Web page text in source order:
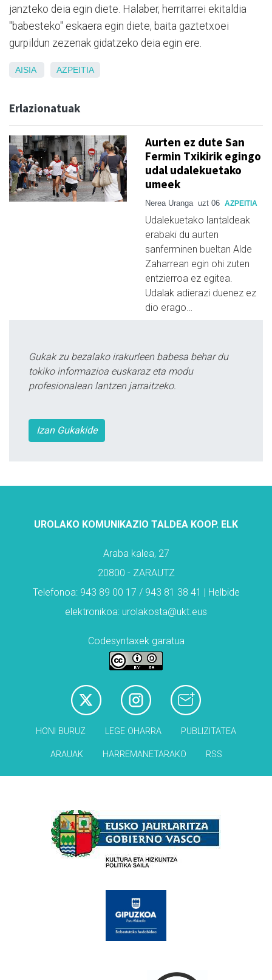
janzteko deia egin diete. Halaber, herritarrei ekitaldia
"babesteko" eskaera egin diete, baita gaztetxoei
gurpildun zezenak gidatzeko deia egin ere.
AISIA AZPEITIA
Erlazionatuak
Aurten ez dute San
Fermin Txikirik egingo
udal udalekuetako
umeek
Nerea Uranga uzt 06 AZPEITIA
Udalekuetako lantaldeak
erabaki du aurten
sanferminen bueltan Alde
Zaharrean egin ohi zuten
entzierroa ez egitea.
Udalak adierazi duenez ez
dio erago…
Gukak zu bezalako irakurleen babesa behar du
tokiko informazioa euskaraz eta modu
profesionalean lantzen jarraitzeko.
Izan Gukakide
UROLAKO KOMUNIKAZIO TALDEA KOOP. ELK
Araba kalea, 27
20800 - ZARAUTZ
Telefonoa: 943 89 00 17 / 943 81 38 41 | Helbide
elektronikoa: urolakosta@ukt.eus
Codesyntaxek garatua
HONI BURUZ LEGE OHARRA PUBLIZITATEA
ARAUAK HARREMANETARAKO RSS